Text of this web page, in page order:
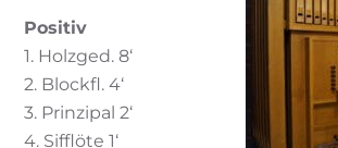
Positiv
1. Holzged. 8‘
2. Blockfl. 4‘
3. Prinzipal 2‘
4. Sifflöte 1‘